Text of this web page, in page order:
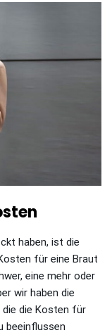
haben, ist die
für eine Braut
eine mehr oder
wir haben die
die Kosten für
beeinflussen